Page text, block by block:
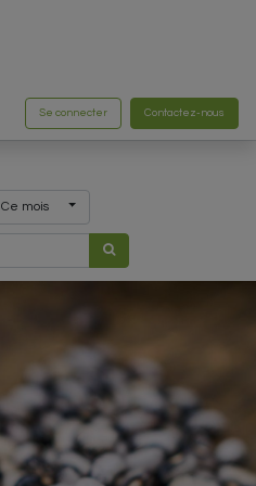
Se connecter Contactez-nous
Ce mois